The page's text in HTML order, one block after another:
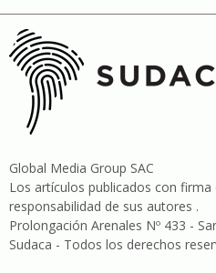
Global Media Group SAC
Los artículos publicados con firma
responsabilidad de sus autores .
Prolongación Arenales Nº 433 -
Sudaca - Todos los derechos